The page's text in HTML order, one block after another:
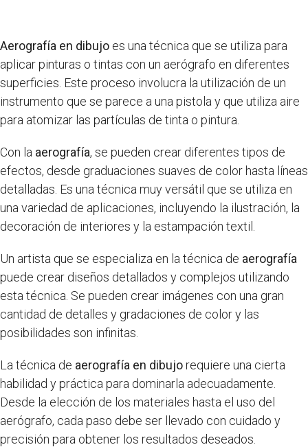
Aerografía en dibujo es una técnica que se utiliza para
aplicar pinturas o tintas con un aerógrafo en diferentes
superficies. Este proceso involucra la utilización de un
instrumento que se parece a una pistola y que utiliza aire
para atomizar las partículas de tinta o pintura.
Con la aerografía, se pueden crear diferentes tipos de
efectos, desde graduaciones suaves de color hasta líneas
detalladas. Es una técnica muy versátil que se utiliza en
una variedad de aplicaciones, incluyendo la ilustración, la
decoración de interiores y la estampación textil.
Un artista que se especializa en la técnica de aerografía
puede crear diseños detallados y complejos utilizando
esta técnica. Se pueden crear imágenes con una gran
cantidad de detalles y gradaciones de color y las
posibilidades son infinitas.
La técnica de aerografía en dibujorequiere una cierta
habilidad y práctica para dominarla adecuadamente.
Desde la elección de los materiales hasta el uso del
aerógrafo, cada paso debe ser llevado con cuidado y
precisión para obtener los resultados deseados.